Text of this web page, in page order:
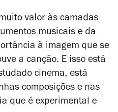
valor às camadas
musicais e da
à imagem que se
a canção. E isso está
cinema, está
composições e nas
que é experimental e